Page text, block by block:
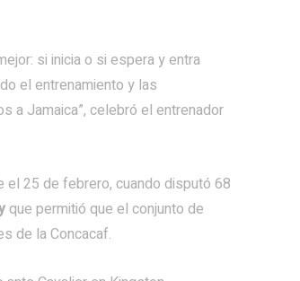
si inicia o si espera y entra
el entrenamiento y las
a Jamaica”, celebró el entrenador
el 25 de febrero, cuando disputó 68
que permitió que el conjunto de
de la Concacaf.